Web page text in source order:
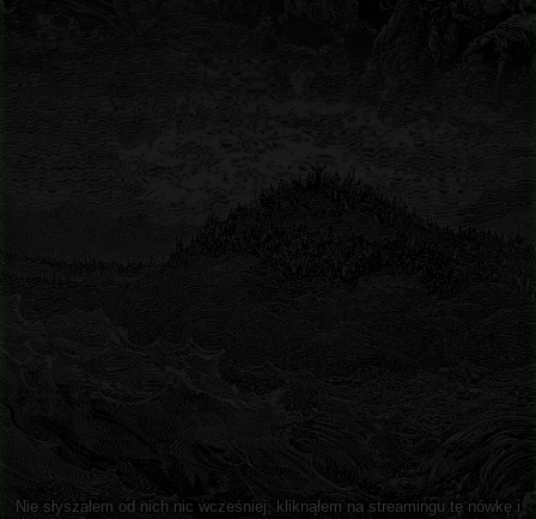
Nie słyszałem od nich nic wcześniej, kliknąłem na streamingu tę nówkę i